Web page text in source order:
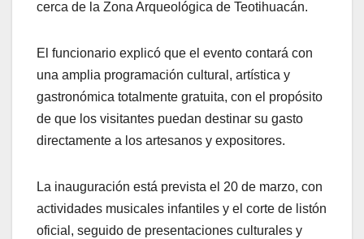
cerca de la Zona Arqueológica de Teotihuacán.
El funcionario explicó que el evento contará con
una amplia programación cultural, artística y
gastronómica totalmente gratuita, con el propósito
de que los visitantes puedan destinar su gasto
directamente a los artesanos y expositores.
La inauguración está prevista el 20 de marzo, con
actividades musicales infantiles y el corte de listón
oficial, seguido de presentaciones culturales y